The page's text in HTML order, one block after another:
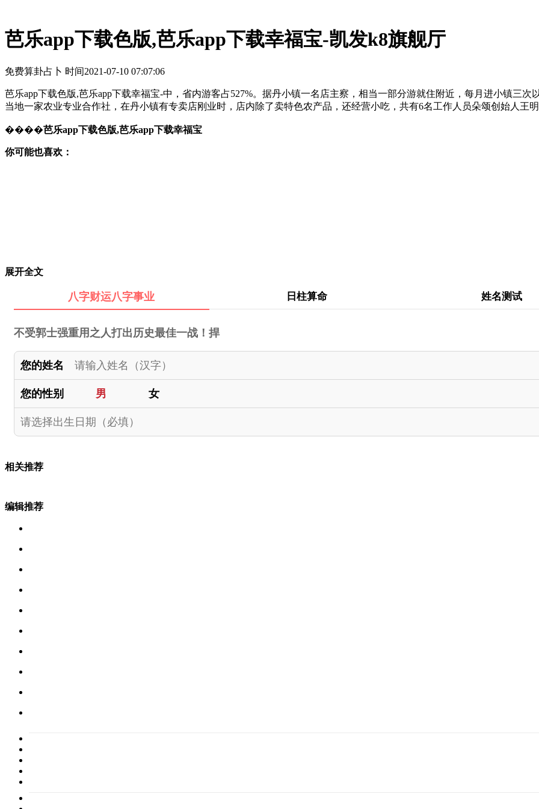
芭乐app下载色版,芭乐app下载幸福宝-凯发k8旗舰厅
免费算卦占卜 时间2021-07-10 07:07:06
芭乐app下载色版,芭乐app下载幸福宝-中，省内游客占527%。据丹小镇一名店主察，相当一部分游就住附近，每月进小镇三
当地一家农业专业合作社，在丹小镇有专卖店刚业时，店内除了卖特色农产品，还经营小吃，共有6名工作人员朵颂创始人王明
����芭乐app下载色版,芭乐app下载幸福宝
你可能也喜欢：
展开全文
八字财运八字事业 日柱算命 姓名测试
不受郭士强重用之人打出历史最佳一战！捍
您的姓名
您的性别 男 女
相关推荐
编辑推荐